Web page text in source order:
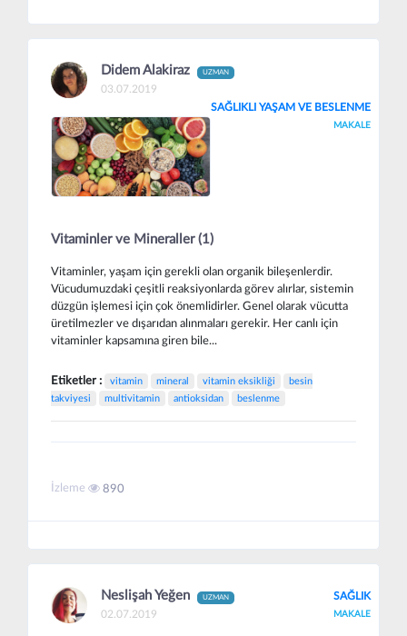
Didem Alakiraz UZMAN
03.07.2019
SAĞLIKLI YAŞAM VE BESLENME
MAKALE
Vitaminler ve Mineraller (1)
Vitaminler, yaşam için gerekli olan organik bileşenlerdir.
Vücudumuzdaki çeşitli reaksiyonlarda görev alırlar, sistemin
düzgün işlemesi için çok önemlidirler. Genel olarak vücutta
üretilmezler ve dışarıdan alınmaları gerekir. Her canlı için
vitaminler kapsamına giren bile...
Etiketler : vitamin mineral vitamin eksikliği
besin
takviyesi
multivitamin antioksidan beslenme
İzleme 890
Neslişah Yeğen UZMAN
02.07.2019
SAĞLIK
MAKALE